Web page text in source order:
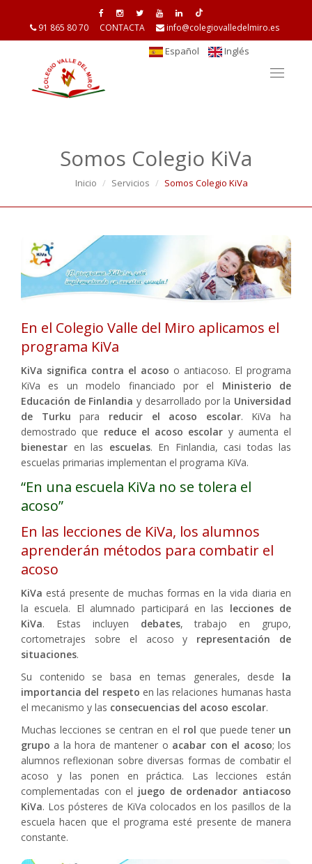
91 865 80 70 CONTACTA info@colegiovalledelmiro.es
Toggle
Español Inglés
Somos Colegio KiVa
Inicio Servicios Somos Colegio KiVa
En el Colegio Valle del Miro aplicamos el
programa KiVa
KiVa significa contra el acoso o antiacoso. El programa
KiVa es un modelo financiado por el Ministerio de
Educación de Finlandia y desarrollado por la Universidad
de Turku para reducir el acoso escolar. KiVa ha
demostrado que reduce el acoso escolar y aumenta el
bienestar en las escuelas. En Finlandia, casi todas las
escuelas primarias implementan el programa KiVa.
“En una escuela KiVa no se tolera el
acoso”
En las lecciones de KiVa, los alumnos
aprenderán métodos para combatir el
acoso
KiVa está presente de muchas formas en la vida diaria en
la escuela. El alumnado participará en las lecciones de
KiVa. Estas incluyen debates, trabajo en grupo,
cortometrajes sobre el acoso y representación de
situaciones.
Su contenido se basa en temas generales, desde la
importancia del respeto en las relaciones humanas hasta
el mecanismo y las consecuencias del acoso escolar.
Muchas lecciones se centran en el rol que puede tener un
grupo a la hora de mantener o acabar con el acoso; los
alumnos reflexionan sobre diversas formas de combatir el
acoso y las ponen en práctica. Las lecciones están
complementadas con el juego de ordenador antiacoso
KiVa. Los pósteres de KiVa colocados en los pasillos de la
escuela hacen que el programa esté presente de manera
constante.